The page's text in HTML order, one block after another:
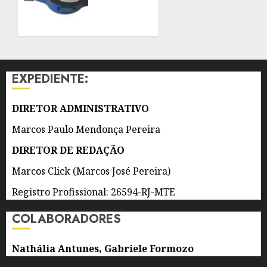
AGOSTO
AGOSTO
EXPEDIENTE:
DIRETOR ADMINISTRATIVO
Marcos Paulo Mendonça Pereira
DIRETOR DE REDAÇÃO
Marcos Click (Marcos José Pereira)
Registro Profissional: 26594-RJ-MTE
COLABORADORES
Nathália Antunes, Gabriele Formozo